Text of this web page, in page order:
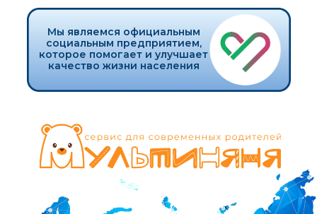
ПОЛУЧИТЬ БОНУСЫ
У вас 2 и более ребенка
НАШСЕРВИСЕСЛИ: